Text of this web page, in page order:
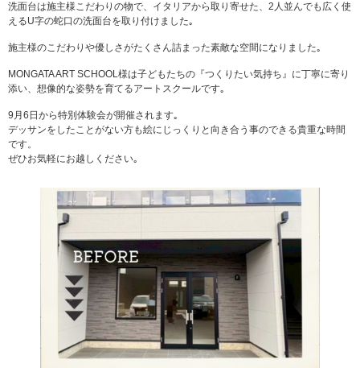
洗面台は施主様こだわりの物で、イタリアから取り寄せた、2人並んでも広く使
えるU字の蛇口の洗面台を取り付けました｡
施主様のこだわりや優しさがたくさん詰まった素敵な空間になりました｡
MONGATA ART SCHOOL様は子どもたちの『つくりたい気持ち』に丁寧に寄り
添い、想像的な姿勢を育てるアートスクールです｡
9月6日から特別体験会が開催されます｡
デッサンをしたことがない方も絵にじっくりと向き合う事のできる貴重な時間
です。
ぜひお気軽にお越しください｡